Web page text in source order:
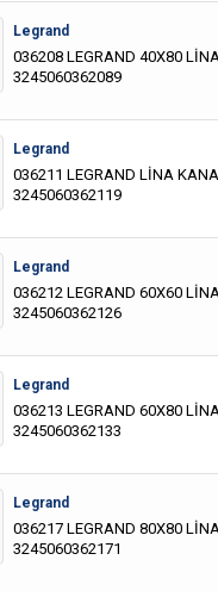
Legrand
036208 LEGRAND 40X80
3245060362089
Legrand
036211 LEGRAND LİNA
3245060362119
Legrand
036212 LEGRAND 60X60
3245060362126
Legrand
036213 LEGRAND 60X80
3245060362133
Legrand
036217 LEGRAND 80X80
3245060362171